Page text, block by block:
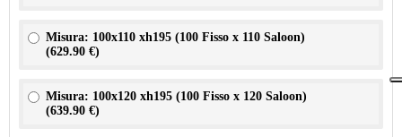
Misura: 100x110 xh195 (100 Fisso x 110 Saloon)
(629.90 €)
Misura: 100x120 xh195 (100 Fisso x 120 Saloon)
(639.90 €)